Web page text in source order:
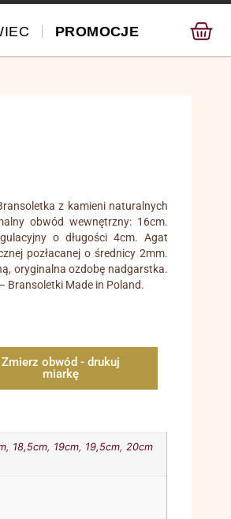
PROMOCJE
z kamieni naturalnych
obwód wewnętrzny: 16cm.
o długości 4cm. Agat
pozłacanej o średnicy 2mm.
oryginalna ozdobę nadgarstka.
Bransoletki Made in Poland.
Zmierz obwód - drukuj
miarkę
, 18,5cm, 19cm, 19,5cm,20cm